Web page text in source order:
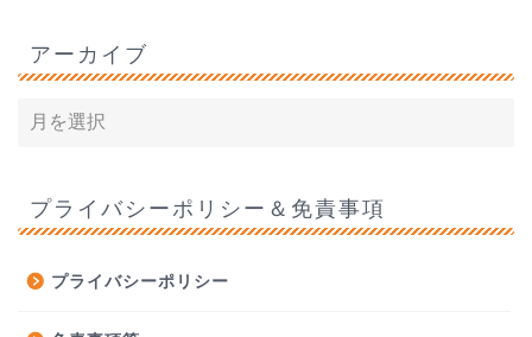
アーカイブ
プライバシーポリシー＆免責事項
プライバシーポリシー